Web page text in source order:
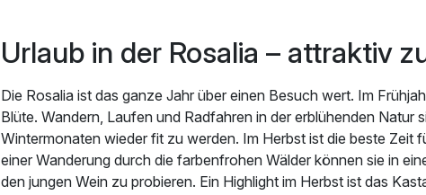
Urlaub in der Rosalia – attraktiv
Die Rosalia ist das ganze Jahr über einen Besuch wert. Im
Blüte. Wandern, Laufen und Radfahren in der erblühenden Natur
Wintermonaten wieder fit zu werden. Im Herbst ist die beste Zeit
einer Wanderung durch die farbenfrohen Wälder können sie in
den jungen Wein zu probieren. Ein Highlight im Herbst ist das